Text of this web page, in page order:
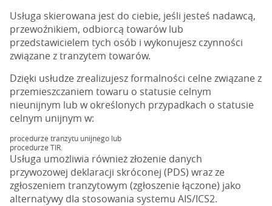
Usługa skierowana jest do ciebie, jeśli jesteś nadawcą,
przewoźnikiem, odbiorcą towarów lub
przedstawicielem tych osób i wykonujesz czynności
związane z tranzytem towarów.
Dzięki usłudze zrealizujesz formalności celne związane z
przemieszczaniem towaru o statusie celnym
nieunijnym lub w określonych przypadkach o statusie
celnym unijnym w:
procedurze tranzytu unijnego lub
procedurze TIR.
Usługa umożliwia również złożenie danych
przywozowej deklaracji skróconej (PDS) wraz ze
zgłoszeniem tranzytowym (zgłoszenie łączone) jako
alternatywy dla stosowania systemu AIS/ICS2.